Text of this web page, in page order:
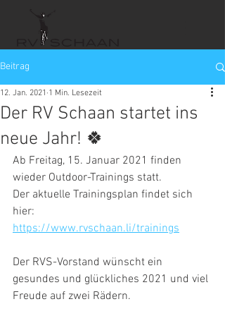
Beitrag
Der RV Schaan startet ins
neue Jahr! 🍀
12. Jan. 2021 1 Min. Lesezeit
Ab Freitag, 15. Januar 2021 finden
wieder Outdoor-Trainings statt.
Der aktuelle Trainingsplan findet sich
hier:
https://www.rvschaan.li/trainings
Der RVS-Vorstand wünscht ein
gesundes und glückliches 2021 und viel
Freude auf zwei Rädern.